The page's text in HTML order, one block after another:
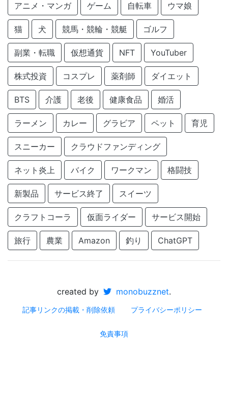
アニメ・マンガ ゲーム 自転車 ウマ娘
猫 犬 競馬・競輪・競艇 ゴルフ
副業・転職 仮想通貨 NFT YouTuber
株式投資 コスプレ 薬剤師 ダイエット
BTS 介護 老後 健康食品 婚活
ラーメン カレー グラビア ペット 育児
スニーカー クラウドファンディング
ネット炎上 バイク ワークマン 格闘技
新製品 サービス終了 スイーツ
クラフトコーラ 仮面ライダー サービス開始
旅行 農業 Amazon 釣り ChatGPT
created by monobuzznet.
記事リンクの掲載・削除依頼 プライバシーポリシー
免責事項